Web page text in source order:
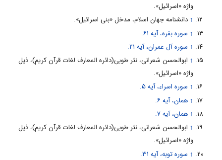
واژه «اسرائیل».
↑ دانشنامه جهان اسلام، مدخل «بنی اسرائیل».
↑ سوره بقره، آیه ۶۱.
↑ سوره آل عمران، آیه ۲۱.
↑ ابوالحسن شعرانی، نثر طوبی(دائره المعارف لغات قرآن کریم)، ذیل
واژه «اسرائیل».
↑ سوره اسراء، آیه ۵.
↑ همان، آیه ۶.
↑ همان، آیه ۷.
↑ ابوالحسن شعرانی، نثر طوبی(دائره المعارف لغات قرآن کریم)، ذیل
واژه «اسرائیل».
↑ سوره توبه، آیه ۳۱.